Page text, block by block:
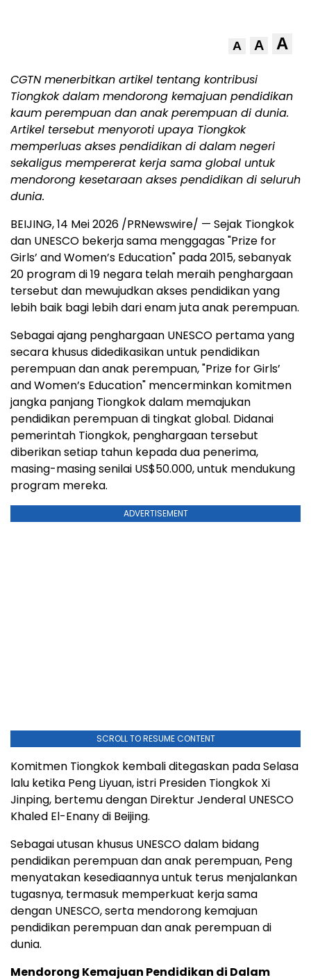
A A A
CGTN menerbitkan artikel tentang kontribusi
Tiongkok dalam mendorong kemajuan pendidikan
kaum perempuan dan anak perempuan di dunia.
Artikel tersebut menyoroti upaya Tiongkok
memperluas akses pendidikan di dalam negeri
sekaligus mempererat kerja sama global untuk
mendorong kesetaraan akses pendidikan di seluruh
dunia.
BEIJING, 14 Mei 2026 /PRNewswire/ — Sejak Tiongkok
dan UNESCO bekerja sama menggagas "Prize for
Girls’ and Women’s Education" pada 2015, sebanyak
20 program di 19 negara telah meraih penghargaan
tersebut dan mewujudkan akses pendidikan yang
lebih baik bagi lebih dari enam juta anak perempuan.
Sebagai ajang penghargaan UNESCO pertama yang
secara khusus didedikasikan untuk pendidikan
perempuan dan anak perempuan, "Prize for Girls’
and Women’s Education" mencerminkan komitmen
jangka panjang Tiongkok dalam memajukan
pendidikan perempuan di tingkat global. Didanai
pemerintah Tiongkok, penghargaan tersebut
diberikan setiap tahun kepada dua penerima,
masing-masing senilai US$50.000, untuk mendukung
program mereka.
ADVERTISEMENT
SCROLL TO RESUME CONTENT
Komitmen Tiongkok kembali ditegaskan pada Selasa
lalu ketika Peng Liyuan, istri Presiden Tiongkok Xi
Jinping, bertemu dengan Direktur Jenderal UNESCO
Khaled El-Enany di Beijing.
Sebagai utusan khusus UNESCO dalam bidang
pendidikan perempuan dan anak perempuan, Peng
menyatakan kesediaannya untuk terus menjalankan
tugasnya, termasuk memperkuat kerja sama
dengan UNESCO, serta mendorong kemajuan
pendidikan perempuan dan anak perempuan di
dunia.
Mendorong Kemajuan Pendidikan di Dalam